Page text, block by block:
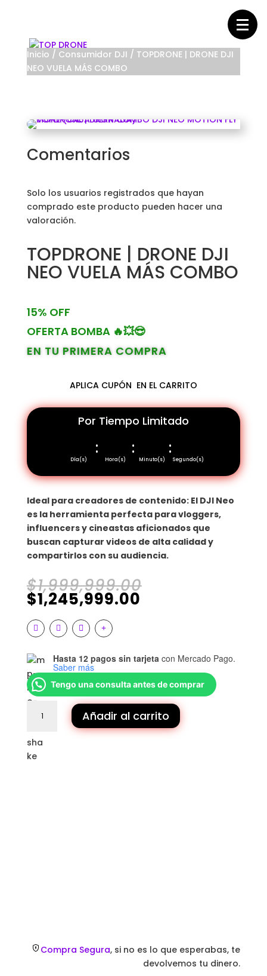
Inicio / Consumidor DJI / TOPDRONE | DRONE DJI
NEO VUELA MÁS COMBO
Comentarios
Solo los usuarios registrados que hayan
comprado este producto pueden hacer una
valoración.
TOPDRONE | DRONE DJI
NEO VUELA MÁS COMBO
15% OFF
OFERTA BOMBA 🔥💥😎
EN TU PRIMERA COMPRA
APLICA CUPÓN EN EL CARRITO
Por Tiempo Limitado
Día(s)
:
Hora(s)
:
Minuto(s)
:
Segundo(s)
Ideal para creadores de contenido: El DJI Neo
es la herramienta perfecta para vloggers,
influencers y cineastas aficionados que
buscan capturar videos de alta calidad y
compartirlos con su audiencia.
$1,999,999.00El
$1,245,999.00
$1,245,999.00.
Hasta 12 pagos sin tarjeta con Mercado Pago.
Saber más
Tengo una consulta antes de comprar
TOPDRONE
DJI
NEO
Añadir al carrito
Compra Segura, si no es lo que esperabas, te
devolvemos tu dinero.